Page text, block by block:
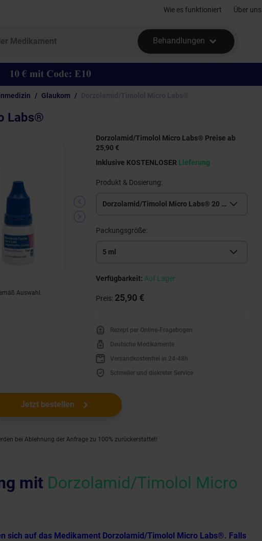
Wie es funktioniert Über uns
Behandlungen
Glaukom
Labs®
Auswahl.
Dorzolamid/Timolol Micro Labs® Preise ab
25,90 €
Inklusive KOSTENLOSER Lieferung
Produkt & Dosierung:
Dorzolamid/Timolol Micro Labs® 20 mg/ml+5 mg/ml
Packungsgröße:
5 ml
Verfügbarkeit:Auf Lager
Preis: 25,90 €
Rezept per Online-Fragebogen
Deutsche Medikamente
Versandkostenfrei in 24-48h
Schneller und diskreter Service
Jetzt bestellen
bei Ablehnung der Anfrage zu 100% zurückerstattet!
mit Dorzolamid/Timolol Micro
sich auf das Medikament Dorzolamid/Timolol Micro Labs®. Falls